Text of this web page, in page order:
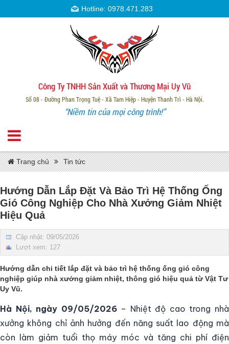
Hotline: 0978.471.283
Công Ty TNHH Sản Xuất và Thương Mại Uy Vũ
Số 08 - Đường Phan Trọng Tuệ - Xã Tam Hiệp - Huyện Thanh Trì - Hà Nội.
“Niềm tin của mọi công trình!”
Trang chủ Tin tức
Hướng Dẫn Lắp Đặt Và Bảo Trì Hệ Thống Ống
Gió Công Nghiệp Cho Nhà Xưởng Giảm Nhiệt
Hiệu Quả
Cập nhật: 09/05/2026
Lượt xem: 127
Hướng dẫn chi tiết lắp đặt và bảo trì hệ thống ống gió công
nghiệp giúp nhà xưởng giảm nhiệt, thông gió hiệu quả từVật Tư
Uy Vũ.
Hà Nội, ngày 09/05/2026– Nhiệt độ cao trong nhà
xưởng không chỉ ảnh hưởng đến năng suất lao động mà
còn làm giảm tuổi thọ máy móc và tăng chi phí điện